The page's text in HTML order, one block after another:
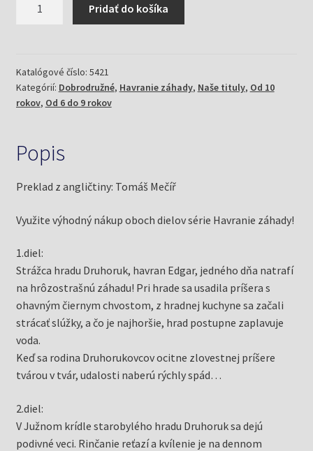
+
Havranie
záhady
Marcus)
Pridať do košíka
Katalógové číslo: 5421
Kategórií: Dobrodružné, Havranie záhady, Naše tituly, Od 10
rokov, Od 6 do 9 rokov
Popis
Preklad z angličtiny: Tomáš Mečíř
Využite výhodný nákup oboch dielov série Havranie záhady!
1.diel:
Strážca hradu Druhoruk, havran Edgar, jedného dňa natrafí
na hrôzostrašnú záhadu! Pri hrade sa usadila príšera s
ohavným čiernym chvostom, z hradnej kuchyne sa začali
strácať slúžky, a čo je najhoršie, hrad postupne zaplavuje
voda.
Keď sa rodina Druhorukovcov ocitne zlovestnej príšere
tvárou v tvár, udalosti naberú rýchly spád…
2.diel:
V Južnom krídle starobylého hradu Druhoruk sa dejú
podivné veci. Rinčanie reťazí a kvílenie je na dennom